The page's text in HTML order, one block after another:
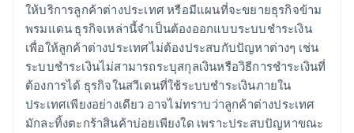
ให้บริการลูกค้าต่างประเทศ หรือมีแผนที่จะขยายธุรกิจข้าม
พรมแดน ธุรกิจเหล่านี้จำเป็นต้องออกแบบระบบชำระเงิน
เพื่อให้ลูกค้าต่างประเทศไม่ต้องประสบกับปัญหาต่างๆ เช่น
ระบบชำระเงินไม่สามารถระบุสกุลเงินหรือวิธีการชำระเงินที่
ต้องการได้ ธุรกิจในสวีเดนที่ใช้ระบบชำระเงินภายใน
ประเทศเพียงอย่างเดียว อาจไม่ทราบว่าลูกค้าต่างประเทศ
มักละทิ้งตะกร้าสินค้าบ่อยเพียงใด เพราะประสบปัญหาขณะ